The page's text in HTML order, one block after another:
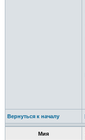
Вернуться к началу
Мия